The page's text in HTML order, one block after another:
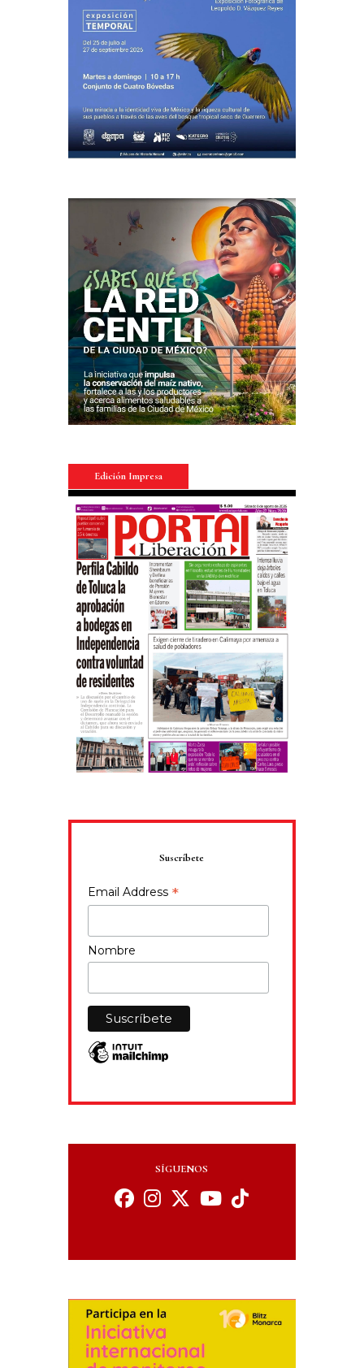
Edición Impresa
Suscríbete
Email Address *
Nombre
SÍGUENOS